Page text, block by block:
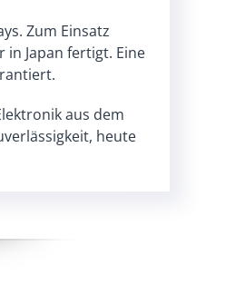
Zum Einsatz
Japan fertigt. Eine
aus dem
heute